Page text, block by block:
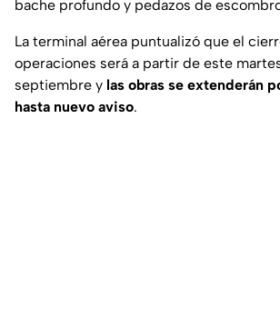
bache profundo y pedazos de
La terminal aérea puntualizó que el
operaciones será a partir de este
septiembre y las obras se extenderán
hasta nuevo aviso.